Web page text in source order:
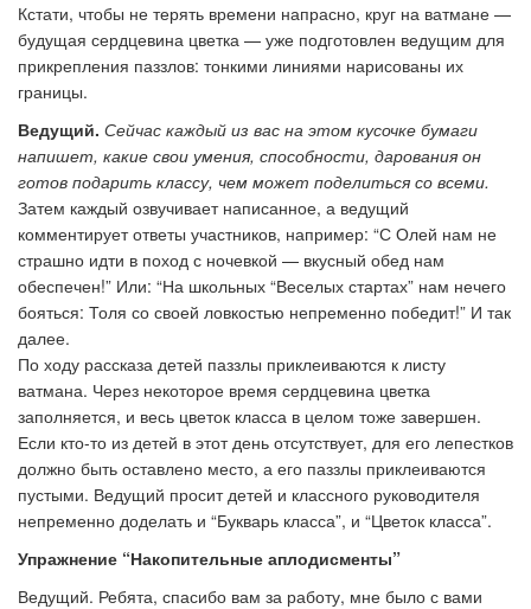
Кстати, чтобы не терять времени напрасно, круг на ватмане —
будущая сердцевина цветка — уже подготовлен ведущим для
прикрепления паззлов: тонкими линиями нарисованы их
границы.
Ведущий. Сейчас каждый из вас на этом кусочке бумаги
напишет, какие свои умения, способности, дарования он
готов подарить классу, чем может поделиться со всеми.
Затем каждый озвучивает написанное, а ведущий
комментирует ответы участников, например: “С Олей нам не
страшно идти в поход с ночевкой — вкусный обед нам
обеспечен!” Или: “На школьных “Веселых стартах” нам нечего
бояться: Толя со своей ловкостью непременно победит!” И так
далее.
По ходу рассказа детей паззлы приклеиваются к листу
ватмана. Через некоторое время сердцевина цветка
заполняется, и весь цветок класса в целом тоже завершен.
Если кто-то из детей в этот день отсутствует, для его лепестков
должно быть оставлено место, а его паззлы приклеиваются
пустыми. Ведущий просит детей и классного руководителя
непременно доделать и “Букварь класса”, и “Цветок класса”.
Упражнение “Накопительные аплодисменты”
Ведущий. Ребята, спасибо вам за работу, мне было с вами